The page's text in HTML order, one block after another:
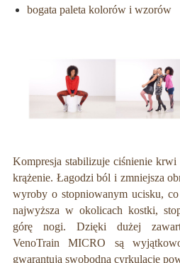
bogata paleta kolorów i wzorów
Kompresja stabilizuje ciśnienie
krążenie. Łagodzi ból i zmniejsza
wyroby o stopniowanym ucisku, co
najwyższa w okolicach kostki,
górę nogi. Dzięki dużej
VenoTrain MICRO są
gwarantują swobodną cyrkulację